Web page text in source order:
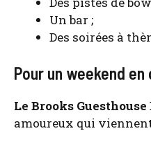
Un bar ;
Des soi­rées à
Pour un weekend en
Le Brooks
amou­reux qui